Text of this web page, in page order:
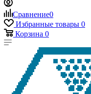
Сравнение0
Избранные товары 0
Корзина 0